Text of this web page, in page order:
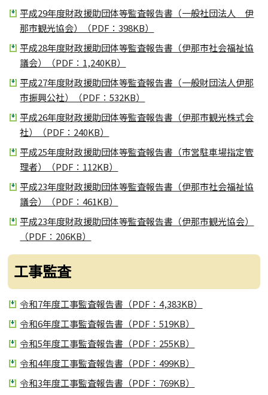
平成29年度財政援助団体等監査報告書（一般社団法人 伊
那市観光協会）（PDF：398KB）
平成28年度財政援助団体等監査報告書（伊那市社会福祉協
議会）（PDF：1,240KB）
平成27年度財政援助団体等監査報告書（一般財団法人伊那
市振興公社）（PDF：532KB）
平成26年度財政援助団体等監査報告書（伊那市観光株式会
社）（PDF：240KB）
平成25年度財政援助団体等監査報告書（市営駐車場指定管
理者）（PDF：112KB）
平成23年度財政援助団体等監査報告書（伊那市社会福祉協
議会）（PDF：461KB）
平成23年度財政援助団体等監査報告書（伊那市観光協会）
（PDF：206KB）
工事監査
令和7年度工事監査報告書（PDF：4,383KB）
令和6年度工事監査報告書（PDF：519KB）
令和5年度工事監査報告書（PDF：255KB）
令和4年度工事監査報告書（PDF：499KB）
令和3年度工事監査報告書（PDF：769KB）